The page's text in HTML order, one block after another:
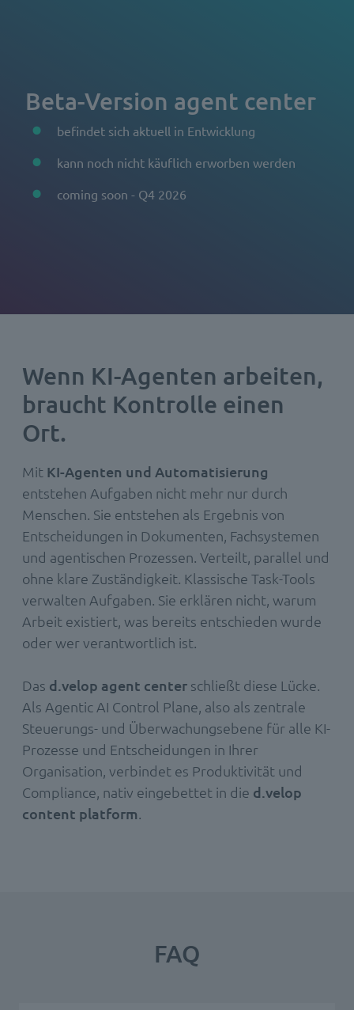
Beta-Version agent center
befindet sich aktuell in Entwicklung
kann noch nicht käuflich erworben werden
coming soon - Q4 2026
Wenn KI-Agenten arbeiten,
braucht Kontrolle einen
Ort.
Mit KI-Agenten und Automatisierung
entstehen Aufgaben nicht mehr nur durch
Menschen. Sie entstehen als Ergebnis von
Entscheidungen in Dokumenten, Fachsystemen
und agentischen Prozessen. Verteilt, parallel und
ohne klare Zuständigkeit. Klassische Task-Tools
verwalten Aufgaben. Sie erklären nicht, warum
Arbeit existiert, was bereits entschieden wurde
oder wer verantwortlich ist.
Das d.velop agent center schließt diese Lücke.
Als Agentic AI Control Plane, also als zentrale
Steuerungs- und Überwachungsebene für alle KI-
Prozesse und Entscheidungen in Ihrer
Organisation, verbindet es Produktivität und
Compliance, nativ eingebettet in die d.velop
content platform.
FAQ